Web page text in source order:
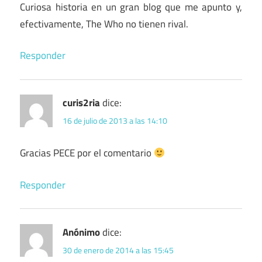
Curiosa historia en un gran blog que me apunto y,
efectivamente, The Who no tienen rival.
Responder
curis2riadice:
16 de julio de 2013 a las 14:10
Gracias PECE por el comentario
Responder
Anónimodice:
30 de enero de 2014 a las 15:45